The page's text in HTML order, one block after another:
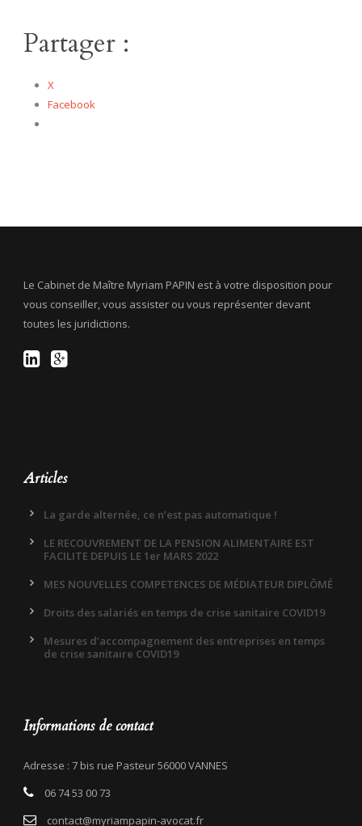
Partager :
X
Facebook
Le Cabinet de Maître Myriam PAPIN est à votre disposition pour
vous conseiller, vous assister ou vous représenter devant
toutes les juridictions.
Articles
La garde alternée, ce n’est pas automatique !
LE RECOUVREMENT DE LA PENSION ALIMENTAIRE EST
FACILITE DEPUIS LE 1er MARS 2022
MES NOUVELLES COMPETENCES DE MÉDIATEUR DIPLÔMÉ
Droits des salariés en temps de crise sanitaire COVID19
Mesures d’accompagnement des entreprises en temps
de crise sanitaire COVID19
Informations de contact
Adresse : 7 bis rue Pasteur 56000 VANNES
06 74 53 00 73
contact@myriampapin-avocat.fr